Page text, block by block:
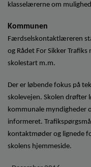
klasselærerne om
Kommunen
Færdselskontaktlæreren
og Rådet For Sikker
skolestart m.m.
Der er løbende fokus på
skolevejen. Skolen drøfter
kommunale myndigheder
informeret.
kontaktmøder og lignede
skolens hjemmeside.